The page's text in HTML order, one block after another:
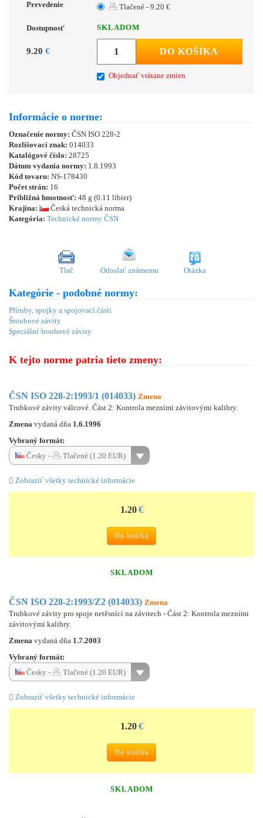
Prevedenie
Tlačené - 9.20 €
Dostupnosť SKLADOM
9.20 € DO KOŠÍKA
Objednať vrátane zmien
Informácie o norme:
Označenie normy: ČSN ISO 228-2
Rozlišovací znak: 014033
Katalógové číslo: 28725
Dátum vydania normy: 1.8.1993
Kód tovaru: NS-178430
Počet strán: 16
Približná hmotnosť: 48 g (0.11 libier)
Krajina:
Česká technická norma
Kategória: Technické normy ČSN
Tlač Odoslať známemu Otázka
Kategórie - podobné normy:
Příruby, spojky a spojovací části
Šroubové závity
Speciální šroubové závity
K tejto norme patria tieto zmeny:
ČSN ISO 228-2:1993/1 (014033) Zmena
Trubkové závity válcové. Část 2: Kontrola mezními závitovými kalibry.
Zmena vydaná dňa 1.6.1996
Vybraný formát:
Česky -
Tlačené (1.20 EUR)
Zobraziť všetky technické informácie
1.20 €
Do košíka
SKLADOM
ČSN ISO 228-2:1993/Z2 (014033) Zmena
Trubkové závity pro spoje netěsnící na závitech - Část 2: Kontrola mezními
závitovými kalibry.
Zmena vydaná dňa 1.7.2003
Vybraný formát:
Česky -
Tlačené (1.20 EUR)
Zobraziť všetky technické informácie
1.20 €
Do košíka
SKLADOM